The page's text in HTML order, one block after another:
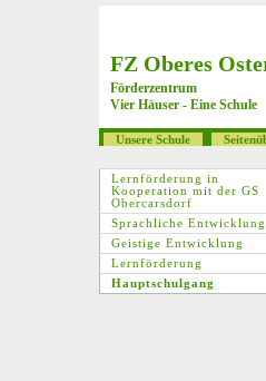
FZ Oberes
Förderzentrum
Vier Häuser - Eine Schule
Unsere Schule
Lernförderung in
Kooperation mit der GS
Obercarsdorf
Sprachliche Entwicklung
Geistige Entwicklung
Lernförderung
Hauptschulgang